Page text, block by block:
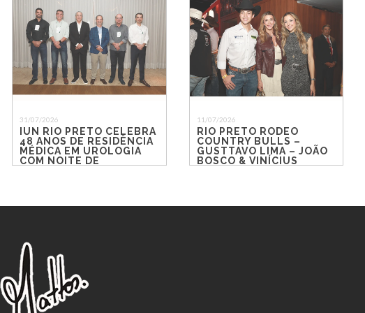
31/07/2026
IUN RIO PRETO CELEBRA
48 ANOS DE RESIDÊNCIA
MÉDICA EM UROLOGIA
COM NOITE DE
11/07/2026
RIO PRETO RODEO
COUNTRY BULLS –
GUSTTAVO LIMA – JOÃO
BOSCO & VINÍCIUS